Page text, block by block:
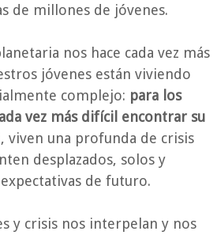
de millones de jóvenes.
nos hace cada vez más
jóvenes están viviendo
complejo: para los
vez más difícil encontrar su
, viven una profunda de crisis
desplazados, solos y
de futuro.
y crisis nos interpelan y nos